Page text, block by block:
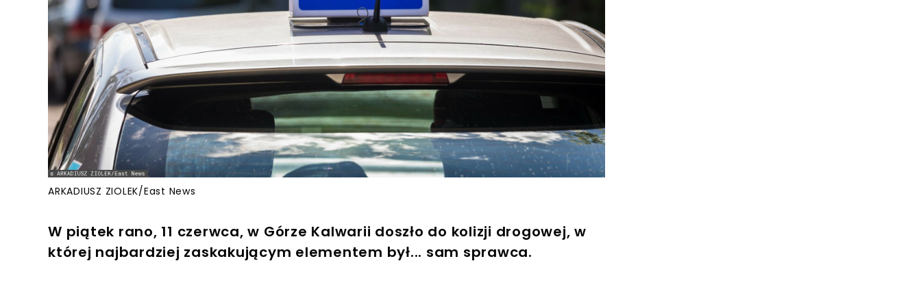
ARKADIUSZ ZIOLEK/East News
W piątek rano, 11 czerwca, w Górze Kalwarii doszło do kolizji drogowej, w
której najbardziej zaskakującym elementem był... sam sprawca.